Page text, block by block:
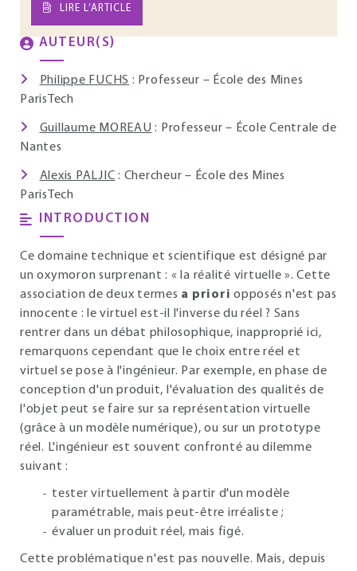
LIRE L’ARTICLE
AUTEUR(S)
Philippe FUCHS : Professeur – École des Mines
ParisTech
Guillaume MOREAU : Professeur – École Centrale de
Nantes
Alexis PALJIC : Chercheur – École des Mines
ParisTech
INTRODUCTION
Ce domaine technique et scientifique est désigné par
un oxymoron surprenant : « la réalité virtuelle ». Cette
association de deux termes a priori opposés n'est pas
innocente : le virtuel est-il l'inverse du réel ? Sans
rentrer dans un débat philosophique, inapproprié ici,
remarquons cependant que le choix entre réel et
virtuel se pose à l'ingénieur. Par exemple, en phase de
conception d'un produit, l'évaluation des qualités de
l'objet peut se faire sur sa représentation virtuelle
(grâce à un modèle numérique), ou sur un prototype
réel. L'ingénieur est souvent confronté au dilemme
suivant :
tester virtuellement à partir d'un modèle
paramétrable, mais peut-être irréaliste ;
évaluer un produit réel, mais figé.
Cette problématique n'est pas nouvelle. Mais, depuis